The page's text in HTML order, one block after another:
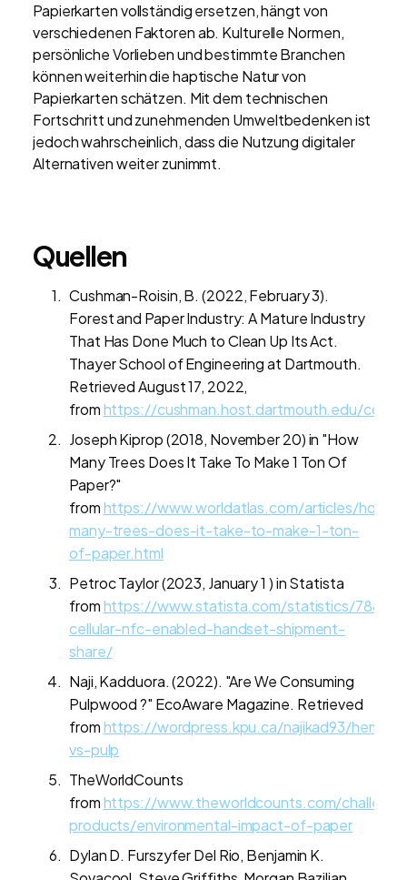
Papierkarten vollständig ersetzen, hängt von
verschiedenen Faktoren ab. Kulturelle Normen,
persönliche Vorlieben und bestimmte Branchen
können weiterhin die haptische Natur von
Papierkarten schätzen. Mit dem technischen
Fortschritt und zunehmenden Umweltbedenken ist
jedoch wahrscheinlich, dass die Nutzung digitaler
Alternativen weiter zunimmt.
Quellen
Cushman-Roisin, B. (2022, February 3).
Forest and Paper Industry: A Mature Industry
That Has Done Much to Clean Up Its Act.
Thayer School of Engineering at Dartmouth.
Retrieved August 17, 2022,
fromhttps://cushman.host.dartmouth.edu/
Joseph Kiprop (2018, November 20) in "How
Many Trees Does It Take To Make 1 Ton Of
Paper?"
fromhttps://www.worldatlas.com/articles/how-
many-trees-does-it-take-to-make-1-ton-
of-paper.html
Petroc Taylor (2023, January 1 ) in Statista
fromhttps://www.statista.com/statistics/
cellular-nfc-enabled-handset-shipment-
share/
Naji, Kadduora. (2022). "Are We Consuming
Pulpwood ?" EcoAware Magazine. Retrieved
fromhttps://wordpress.kpu.ca/najikad93/hemp-
vs-pulp
TheWorldCounts
fromhttps://www.theworldcounts.com/
products/environmental-impact-of-paper
Dylan D. Furszyfer Del Rio, Benjamin K.